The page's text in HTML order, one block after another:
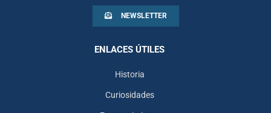
NEWSLETTER
ENLACES ÚTILES
Historia
Curiosidades